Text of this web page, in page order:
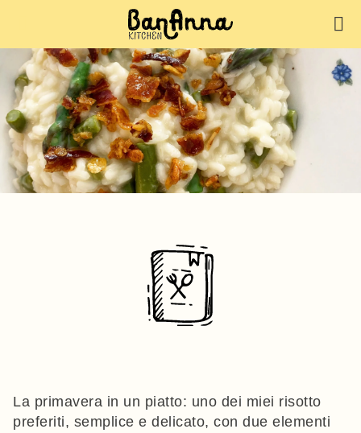
La primavera in un piatto: uno dei miei risotto
preferiti, semplice e delicato, con due elementi